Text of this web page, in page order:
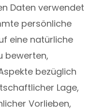
Daten verwendet
persönliche
eine natürliche
bewerten,
bezüglich
Lage,
Vorlieben,